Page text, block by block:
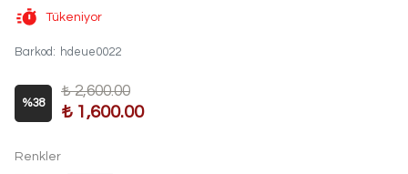
Tükeniyor
Barkod : hdeue0022
%38
₺ 2,600.00
₺ 1,600.00
Renkler